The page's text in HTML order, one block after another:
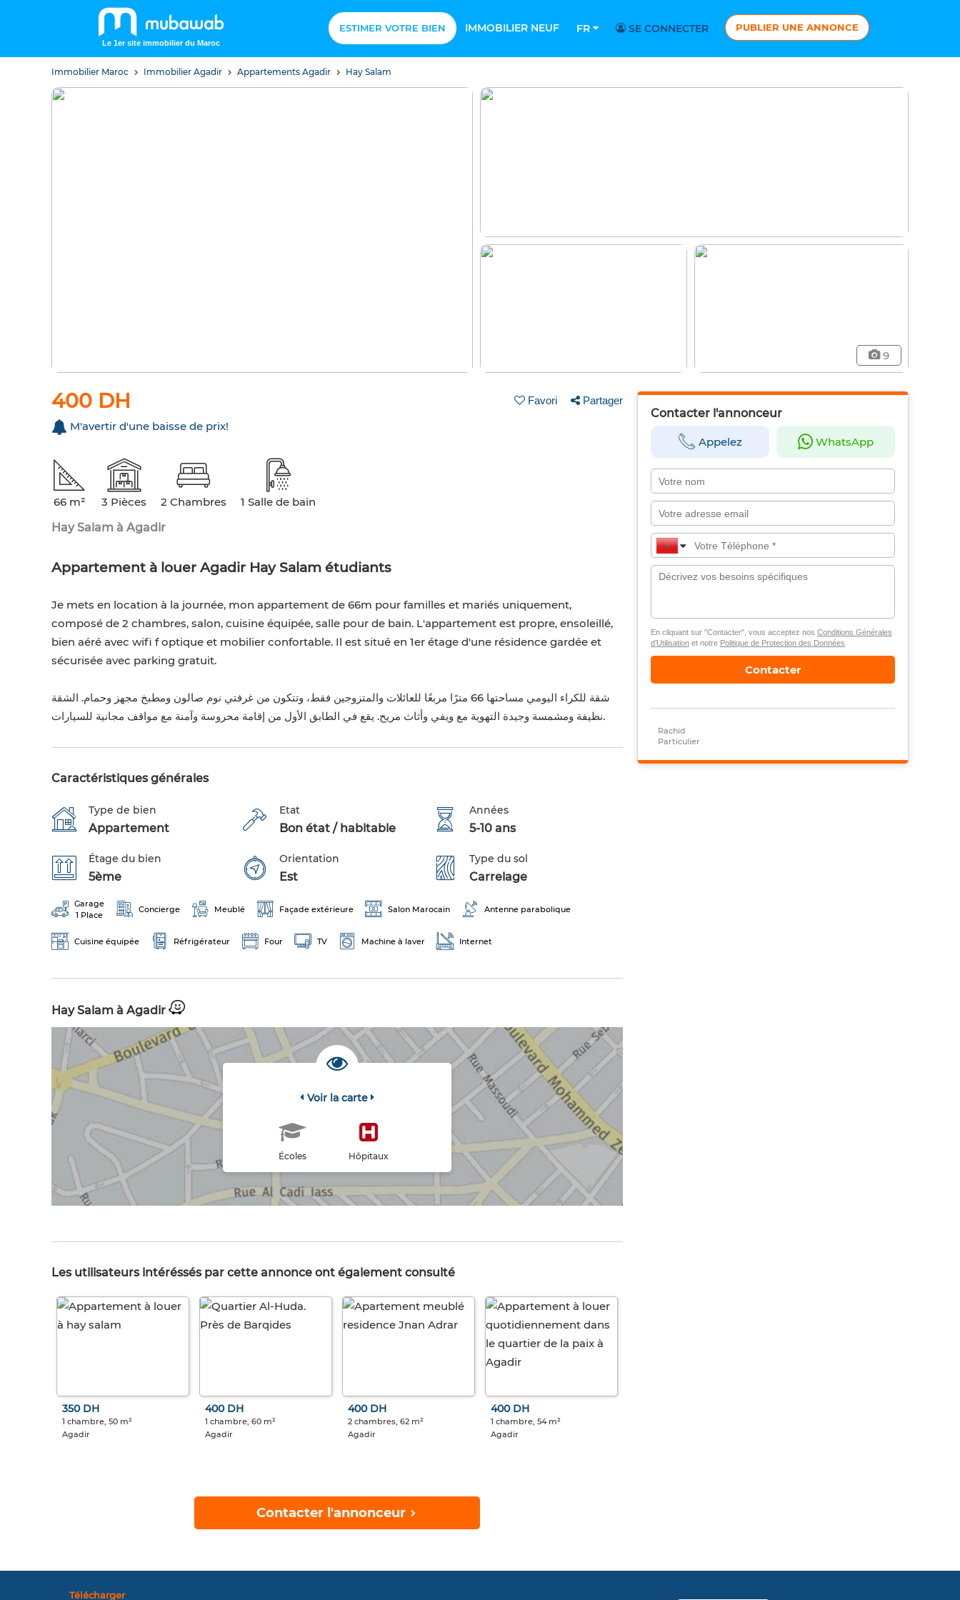
Le 1er site immobilier du Maroc
ESTIMER VOTRE BIEN IMMOBILIER NEUF FR SE CONNECTER PUBLIER UNE ANNONCE
Immobilier Maroc Immobilier Agadir Appartements Agadir Hay Salam
9
400 DH Favori Partager
M'avertir d'une baisse de prix!
66 m² 3 Pièces 2 Chambres
1 Salle de bain
Hay Salam à Agadir
Appartement à louer Agadir Hay Salam étudiants
Je mets en location à la journée, mon appartement de 66m pour familles et mariés uniquement,
composé de 2 chambres, salon, cuisine équipée, salle pour de bain. L'appartement est propre, ensoleillé,
bien aéré avec wifi f optique et mobilier confortable. Il est situé en 1er étage d'une résidence gardée et
sécurisée avec parking gratuit.
شقة للكراء اليومي مساحتها 66 مترًا مربعًا للعائلات والمتزوجين فقط، وتتكون من غرفتي نوم صالون ومطبخ مجهز وحمام. الشقة
نظيفة ومشمسة وجيدة التهوية مع ويفي وأثاث مريح. يقع في الطابق الأول من إقامة محروسة وآمنة مع مواقف مجانية للسيارات.
Caractéristiques générales
Type de bien
Appartement
Etat
Bon état / habitable
Années
5-10 ans
Étage du bien
5ème
Orientation
Est
Type du sol
Carrelage
Garage
1 Place
Concierge Meublé Façade extérieure Salon Marocain Antenne parabolique
Cuisine équipée Réfrigérateur Four TV Machine à laver Internet
Hay Salam à Agadir
Voir la carte
Écoles Hôpitaux
Les utilisateurs intéréssés par cette annonce ont également consulté
350 DH
1 chambre, 50 m²
Agadir
400 DH
1 chambre, 60 m²
Agadir
400 DH
2 chambres, 62 m²
Agadir
400 DH
1 chambre, 54 m²
Agadir
Contacter l'annonceur
Contacter l'annonceur
Appelez WhatsApp
En cliquant sur "Contacter", vous acceptez nos Conditions Générales
d’Utilisationet notre Politique de Protection des Données
Contacter
Rachid
Particulier
Télécharger